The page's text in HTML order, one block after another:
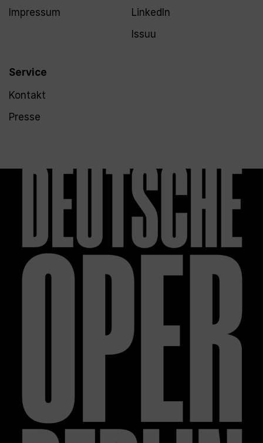
Impressum
Service
Kontakt
Presse
LinkedIn
Issuu